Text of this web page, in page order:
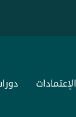
الإعتمادات